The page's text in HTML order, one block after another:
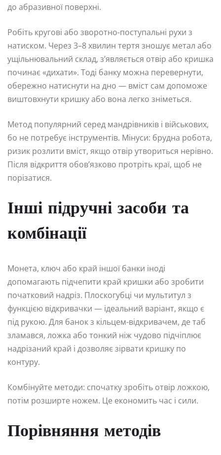
до абразивної поверхні.
Робіть кругові або зворотно-поступальні рухи з
натиском. Через 3–8 хвилин тертя зношує метал або
ущільнювальний склад, з’являється отвір або кришка
починає «дихати». Тоді банку можна перевернути,
обережно натиснути на дно — вміст сам допоможе
виштовхнути кришку або вона легко зніметься.
Метод популярний серед мандрівників і військових,
бо не потребує інструментів. Мінуси: брудна робота,
ризик розлити вміст, якщо отвір утвориться нерівно.
Після відкриття обов’язково протріть краї, щоб не
порізатися.
Інші підручні засоби та
комбінації
Монета, ключ або край іншої банки іноді
допомагають підчепити край кришки або зробити
початковий надріз. Плоскогубці чи мультитул з
функцією відкривачки — ідеальний варіант, якщо є
під рукою. Для банок з кільцем-відкривачем, де таб
зламався, ложка або тонкий ніж чудово підчіплює
надрізаний край і дозволяє зірвати кришку по
контуру.
Комбінуйте методи: спочатку зробіть отвір ложкою,
потім розширте ножем. Це економить час і сили.
Порівняння методів